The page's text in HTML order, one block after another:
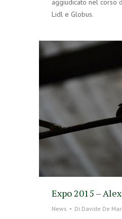
aggiudicato nel corso
Lidl e Globus.
Expo 2015 –
News Di Davide De